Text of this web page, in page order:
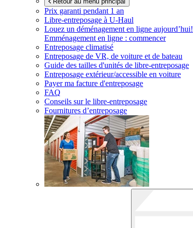
Prix garanti pendant 1 an
Libre-entreposage à U-Haul
Louez un déménagement en ligne aujourd’hui!
Emménagement en ligne : commencer
Entreposage climatisé
Entreposage de VR, de voiture et de bateau
Guide des tailles d'unités de libre-entreposage
Entreposage extérieur/accessible en voiture
Payer ma facture d'entreposage
FAQ
Conseils sur le libre-entreposage
Fournitures d’entreposage